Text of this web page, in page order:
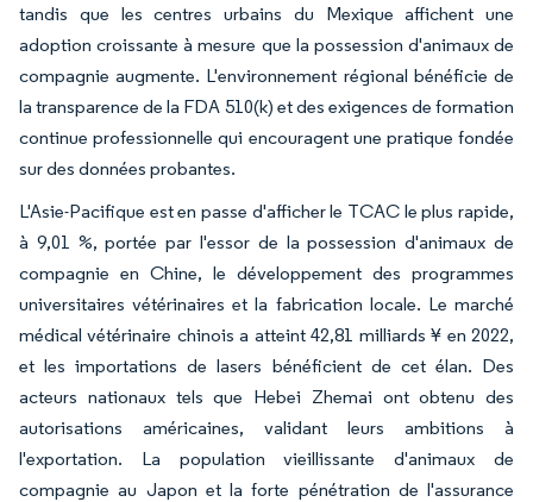
tandis que les centres urbains du Mexique affichent une
adoption croissante à mesure que la possession d'animaux de
compagnie augmente. L'environnement régional bénéficie de
la transparence de la FDA 510(k) et des exigences de formation
continue professionnelle qui encouragent une pratique fondée
sur des données probantes.
L'Asie-Pacifique est en passe d'afficher le TCAC le plus rapide,
à 9,01 %, portée par l'essor de la possession d'animaux de
compagnie en Chine, le développement des programmes
universitaires vétérinaires et la fabrication locale. Le marché
médical vétérinaire chinois a atteint 42,81 milliards ¥ en 2022,
et les importations de lasers bénéficient de cet élan. Des
acteurs nationaux tels que Hebei Zhemai ont obtenu des
autorisations américaines, validant leurs ambitions à
l'exportation. La population vieillissante d'animaux de
compagnie au Japon et la forte pénétration de l'assurance